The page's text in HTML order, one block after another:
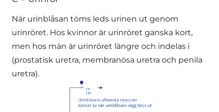
När urinblåsan töms leds urinen ut genom
urinröret. Hos kvinnor är urinröret ganska kort,
men hos män är urinröret längre och indelas i
(prostatisk uretra, membranösa uretra och penila
uretra).